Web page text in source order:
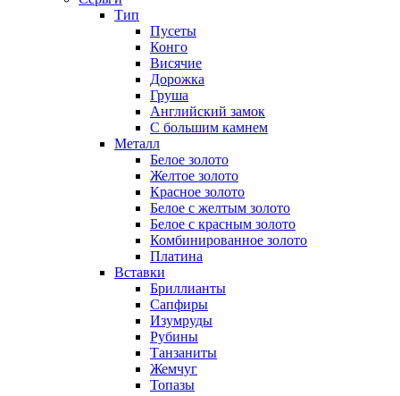
Тип
Пусеты
Конго
Висячие
Дорожка
Груша
Английский замок
С большим камнем
Металл
Белое золото
Желтое золото
Красное золото
Белое с желтым золото
Белое с красным золото
Комбинированное золото
Платина
Вставки
Бриллианты
Сапфиры
Изумруды
Рубины
Танзаниты
Жемчуг
Топазы